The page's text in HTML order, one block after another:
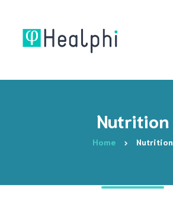
Nutrition
Home Nutrition